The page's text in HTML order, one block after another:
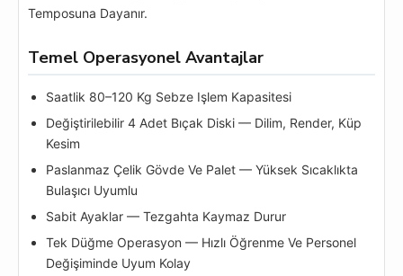
Temposuna Dayanır.
Temel Operasyonel Avantajlar
Saatlik 80–120 Kg Sebze Işlem Kapasitesi
Değiştirilebilir 4 Adet Bıçak Diski — Dilim, Render, Küp
Kesim
Paslanmaz Çelik Gövde Ve Palet — Yüksek Sıcaklıkta
Bulaşıcı Uyumlu
Sabit Ayaklar — Tezgahta Kaymaz Durur
Tek Düğme Operasyon — Hızlı Öğrenme Ve Personel
Değişiminde Uyum Kolay